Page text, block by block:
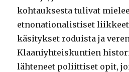
kohtauksesta tulivat
etnonationalistiset
käsitykset roduista ja
Klaaniyhteiskuntien
lähteneet poliittiset opit,